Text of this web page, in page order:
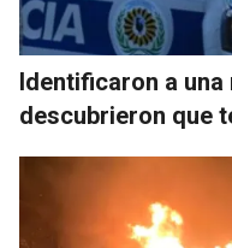
Identificaron a una
descubrieron que